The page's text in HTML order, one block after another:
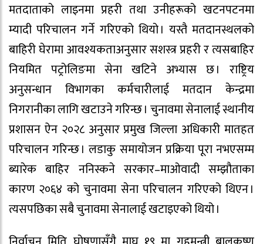
मतदाताको लाइनमा प्रहरी तथा उनीहरूको खटनपटनमा
म्यादी परिचालन गर्ने गरिएको थियो । यस्तै मतदानस्थलको
बाहिरी घेरामा आवश्यकताअनुसार सशस्त्र प्रहरी र त्यसबाहिर
नियमित पट्रोलिङमा सेना खटिने अभ्यास छ । राष्ट्रिय
अनुसन्धान विभागका कर्मचारीलाई मतदान केन्द्रमा
निगरानीका लागि खटाउने गरिन्छ । चुनावमा सेनालाई स्थानीय
प्रशासन ऐन २०२८ अनुसार प्रमुख जिल्ला अधिकारी मातहत
परिचालन गरिन्छ । लडाकु समायोजन प्रक्रिया पूरा नभएसम्म
ब्यारेक बाहिर ननिस्कने सरकार–माओवादी सम्झौताका
कारण २०६४ को चुनावमा सेना परिचालन गरिएको थिएन ।
त्यसपछिका सबै चुनावमा सेनालाई खटाइएको थियो ।